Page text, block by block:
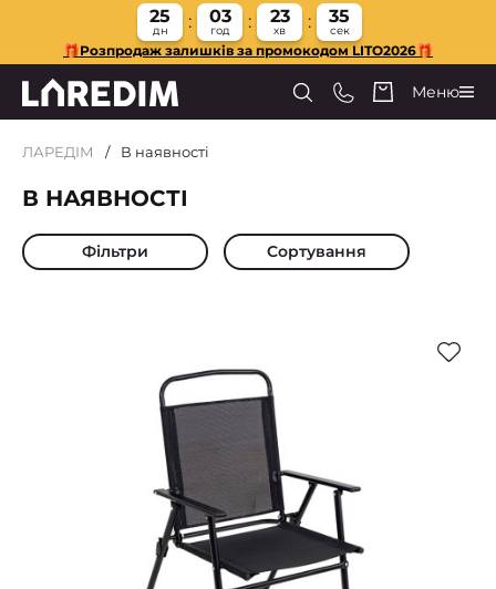
25
дн
03
год
23
хв
34
сек
🎁Розпродаж залишків за промокодом LITO2026🎁
Меню
ЛАРЕДІМ В наявності
В НАЯВНОСТІ
Фільтри Сортування